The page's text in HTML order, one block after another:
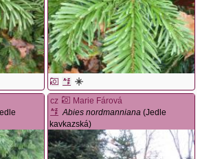
cz
Marie Fárová
Abies nordmanniana (Jedle
kavkazská)